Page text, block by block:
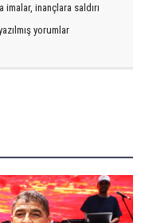
inançlara saldırı
yorumlar